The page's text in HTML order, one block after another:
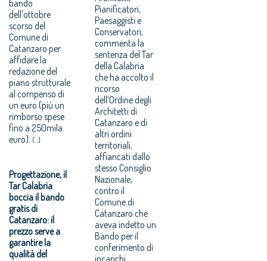
bando
dell'ottobre
scorso del
Comune di
Catanzaro per
affidare la
redazione del
piano strutturale
al compenso di
un euro (più un
rimborso spese
fino a 250mila
euro). (...)
Progettazione, il
Tar Calabria
boccia il bando
gratis di
Catanzaro: il
prezzo serve a
garantire la
qualità del
Pianificatori,
Paesaggisti e
Conservatori,
commenta la
sentenza del Tar
della Calabria
che ha accolto il
ricorso
dell’Ordine degli
Architetti di
Catanzaro e di
altri ordini
territoriali,
affiancati dallo
stesso Consiglio
Nazionale,
contro il
Comune di
Catanzaro che
aveva indetto un
Bando per il
conferimento di
incarichi